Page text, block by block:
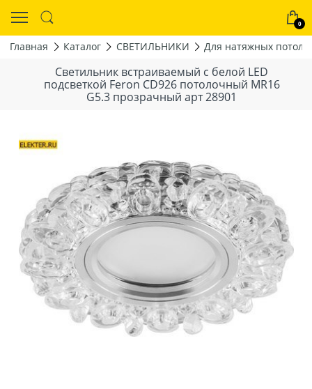
0
Главная Каталог СВЕТИЛЬНИКИ Для натяжных
Светильник встраиваемый с белой LED
подсветкой Feron CD926 потолочный MR16
G5.3 прозрачный арт 28901